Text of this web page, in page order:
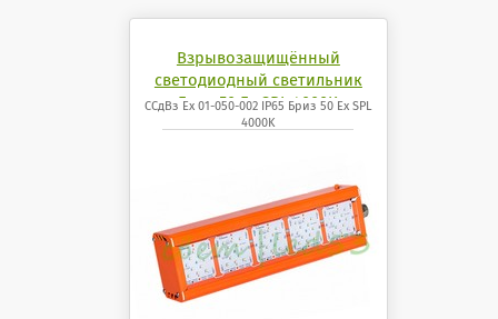
Взрывозащищённый
светодиодный светильник
Бриз 50 Ех SPL 4000K
ССдВз Ех 01-050-002 IP65 Бриз 50 Ех SPL
4000K